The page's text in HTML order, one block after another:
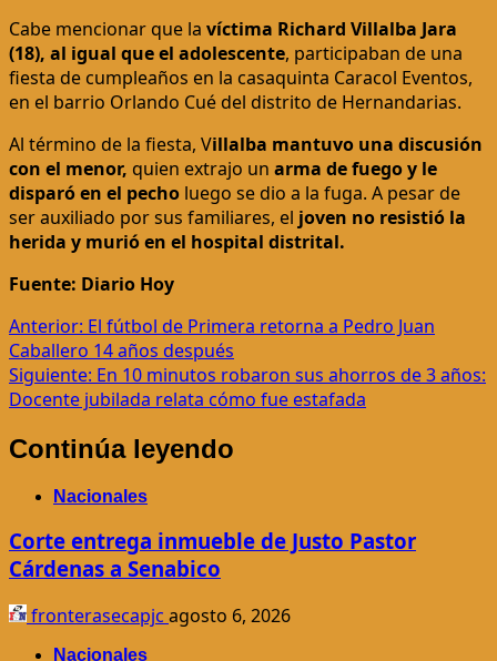
Cabe mencionar que la víctima Richard Villalba Jara
(18), al igual que el adolescente, participaban de una
fiesta de cumpleaños en la casaquinta Caracol Eventos,
en el barrio Orlando Cué del distrito de Hernandarias.
Al término de la fiesta, Villalba mantuvo una discusión
con el menor, quien extrajo un arma de fuego y le
disparó en el pecho luego se dio a la fuga. A pesar de
ser auxiliado por sus familiares, el joven no resistió la
herida y murió en el hospital distrital.
Fuente: Diario Hoy
Navegación
de
entradas
Anterior: El fútbol de Primera retorna a Pedro Juan
Caballero 14 años después
Siguiente: En 10 minutos robaron sus ahorros de 3 años:
Docente jubilada relata cómo fue estafada
Continúa leyendo
Nacionales
Corte entrega inmueble de Justo Pastor
Cárdenas a Senabico
fronterasecapjc agosto 6, 2026
Nacionales